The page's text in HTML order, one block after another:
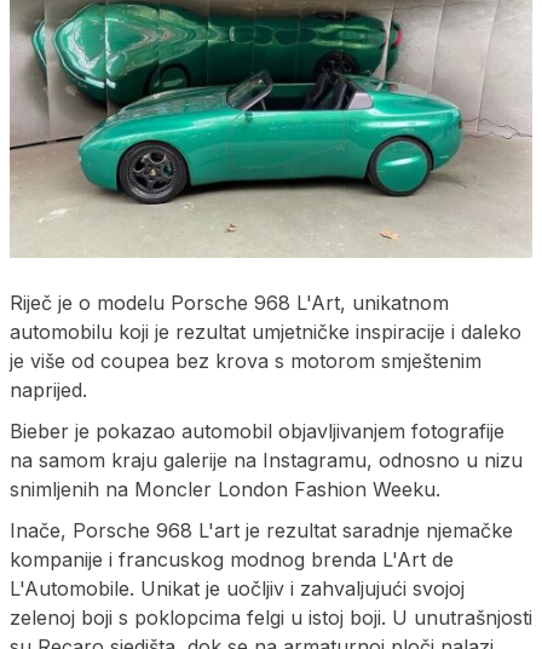
Riječ je o modelu Porsche 968 L'Art, unikatnom
automobilu koji je rezultat umjetničke inspiracije i daleko
je više od coupea bez krova s motorom smještenim
naprijed.
Bieber je pokazao automobil objavljivanjem fotografije
na samom kraju galerije na Instagramu, odnosno u nizu
snimljenih na Moncler London Fashion Weeku.
Inače, Porsche 968 L'art je rezultat saradnje njemačke
kompanije i francuskog modnog brenda L'Art de
L'Automobile. Unikat je uočljiv i zahvaljujući svojoj
zelenoj boji s poklopcima felgi u istoj boji. U unutrašnjosti